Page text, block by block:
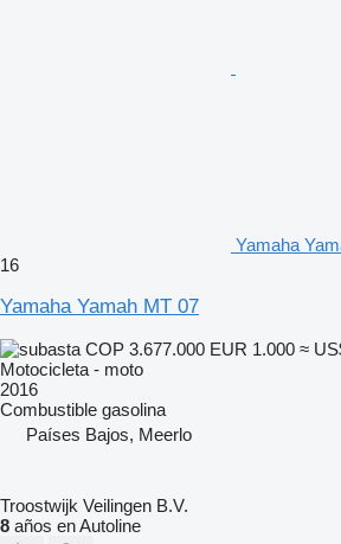
Yamaha
16
Yamaha Yamah MT 07
COP 3.677.000 EUR 1.000 ≈
Motocicleta - moto
2016
Combustible gasolina
Países Bajos, Meerlo
Troostwijk Veilingen B.V.
8 años en Autoline